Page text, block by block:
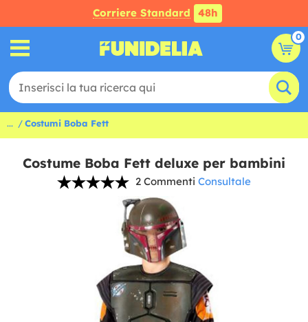
Corriere Standard 48h
0
... Costumi Boba Fett
Costume Boba Fett deluxe per bambini
2 Commenti Consultale